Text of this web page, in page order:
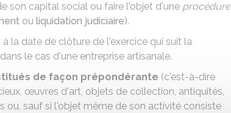
son capital social ou faire l'objet d'une procédure
ou liquidation judiciaire).
à la date de clôture de l'exercice qui suit la
le cas d'une entreprise artisanale.
de façon prépondérante (c'est-à-dire
œuvres d'art, objets de collection, antiquités,
ou, sauf si l'objet même de son activité consiste